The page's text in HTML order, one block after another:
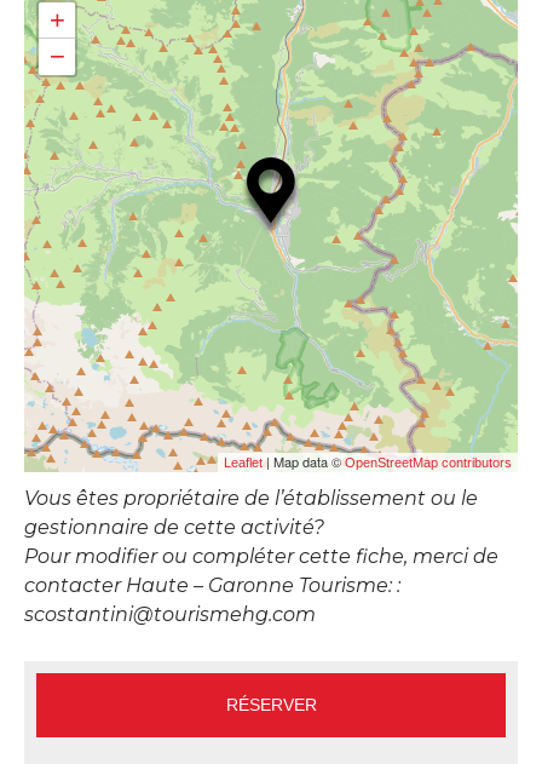
+
−
Leaflet| Map data ©OpenStreetMap contributors
Vous êtes propriétaire de l’établissement ou le
gestionnaire de cette activité?
Pour modifier ou compléter cette fiche, merci de
contacter Haute – Garonne Tourisme: :
scostantini@tourismehg.com
RÉSERVER